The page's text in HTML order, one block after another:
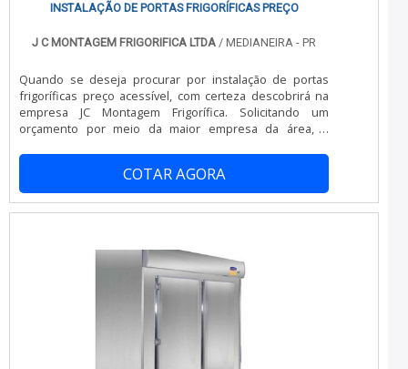
INSTALAÇÃO DE PORTAS FRIGORÍFICAS PREÇO
J C MONTAGEM FRIGORIFICA LTDA / MEDIANEIRA - PR
Quando se deseja procurar por instalação de portas
frigoríficas preço acessível, com certeza descobrirá na
empresa JC Montagem Frigorífica. Solicitando um
orçamento por meio da maior empresa da área, é
qualidade.Quando o interesse é por instalação de
portas frigoríficas preço justo, com os profissionais da JC
Montagem Frigorífica é possível encontrar ótima
qualidade com comprometimento com os resultados
de demonstrar competência e excelência em uma área
de atuação. A JC Montagem Frigorífica canaliza sua
energia em criar aos parceiros uma estrutura com:
Escritório de alta qualidade onde são realizadas as
atividades; Equipamentos de última geração; Mão de
obra especializada. Tudo para se certificar que se tenha
instalação de portas frigoríficas preço justo e com
COTAR AGORA